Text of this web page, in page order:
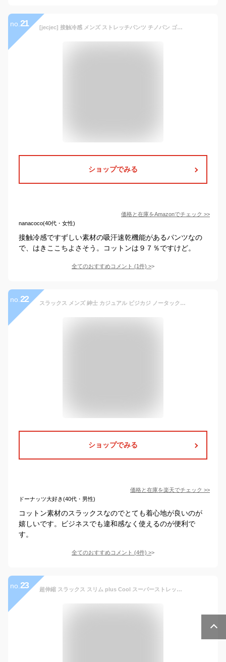
no. 21 [jecjec] 接触冷感 メンズ ストレッチパンツ チノパン ゴルフパンツ 伸縮 スキニー ゴルフパンツ イージーパンツ ズボン ゴルフウェア 大きいサイズ 吸水速乾 涼しい 涼感 ブラウンW31
ショップでみる
価格と在庫をAmazonでチェック >>
nanacoco(40代・女性)
接触冷感ですずしい素材の吸汗速乾機能があるパンツなの
で、はきここちよさそう。コットンは９７％ですけど。
全てのおすすめコメント (1件) >
no. 22 スラックス メンズ 紳士 カジュアル ビジカジ ノータック 裾上げ済み すそ上げ不要 コットン 撥水ストレッチ 洗える 洗濯機OK ウォッシャブル パンツ ズボン メーカー直販
ショップでみる
価格と在庫を楽天でチェック >>
ドーナッツ大好き(40代・男性)
コットン素材のスラックスなのでとても着心地が良いのが
嬉しいです。ビジネスでも違和感なく使えるのが便利で
す。
全てのおすすめコメント (4件) >
no. 23 超伸縮 スラックス スリム plus Cool スーパーストレッチ 春夏秋 洗える ウォッシャブル 防シワ 接触冷感 ローライズ メンズ 綿混 (コットン/ポリエステル) COOL BIZ クールビズ パンツ オシャレ カジュアル ビジネス ゴルフ スポーツ